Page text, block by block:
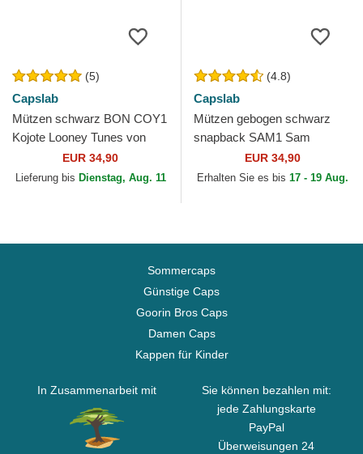
(5)
Capslab
Mützen schwarz BON COY1
Kojote Looney Tunes von
EUR 34,90
Lieferung bis Dienstag, Aug. 11
(4.8)
Capslab
Mützen gebogen schwarz
snapback SAM1 Sam
Bigotes Looney Tunes von
Capslab
EUR 34,90
Erhalten Sie es bis 17 - 19 Aug.
Sommercaps
Günstige Caps
Goorin Bros Caps
Damen Caps
Kappen für Kinder
In Zusammenarbeit mit
Sie können bezahlen mit:
jede Zahlungskarte
PayPal
Überweisungen 24